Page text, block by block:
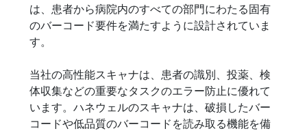
は、患者から病院内のすべての部門にわたる固有
のバーコード要件を満たすように設計されていま
す。
当社の高性能スキャナは、患者の識別、投薬、検
体収集などの重要なタスクのエラー防止に優れて
います。ハネウェルのスキャナは、破損したバー
コードや低品質のバーコードを読み取る機能を備